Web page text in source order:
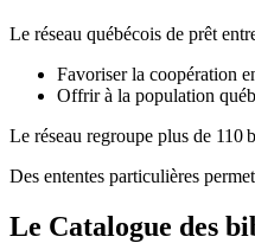
Le réseau québécois de prêt
Favoriser la coopération
Offrir à la population
Le réseau regroupe plus de 110
Des ententes particulières
Le Catalogue des